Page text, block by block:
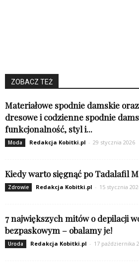
ZOBACZ TEŻ
Materiałowe spodnie damskie
dresowe i codzienne spodnie
funkcjonalność, styl i...
Moda Redakcja Kobitki.pl - 29 stycznia 2026
Kiedy warto sięgnąć po Tadalafil
Zdrowie Redakcja Kobitki.pl - 15 stycznia
7 największych mitów o depilacji
bezpaskowym – obalamy je!
Uroda Redakcja Kobitki.pl - 17 października